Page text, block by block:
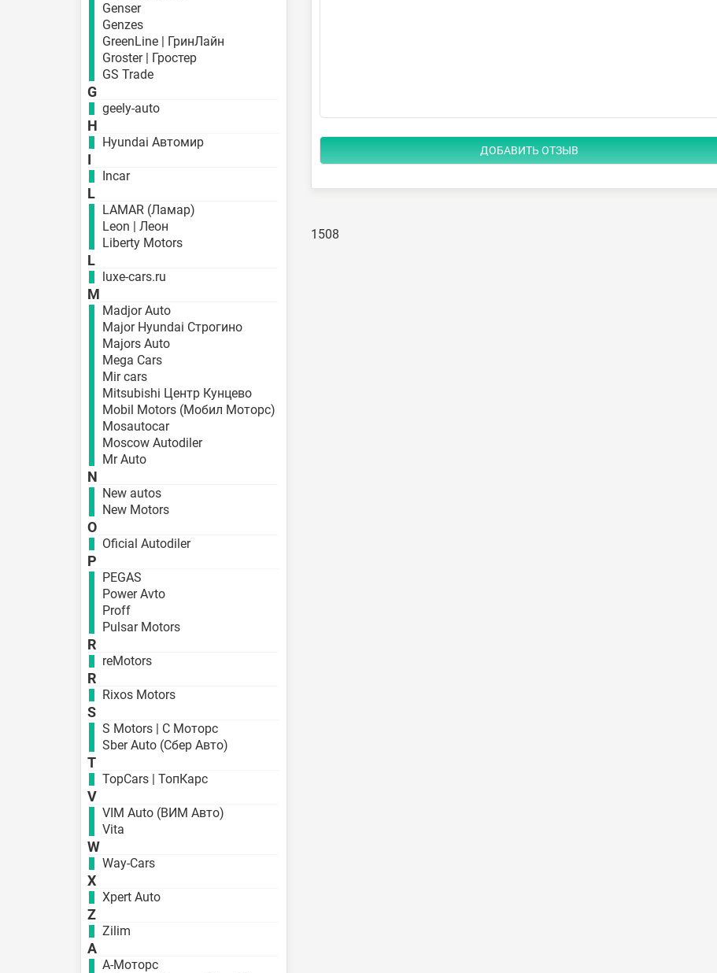
Genser
Genzes
GreenLine | ГринЛайн
Groster | Гростер
GS Trade
G
geely-auto
H
Hyundai Автомир
I
Incar
L
LAMAR (Ламар)
Leon | Леон
Liberty Motors
L
luxe-cars.ru
M
Madjor Auto
Major Hyundai Строгино
Majors Auto
Mega Cars
Mir cars
Mitsubishi Центр Кунцево
Mobil Motors (Мобил Моторс)
Mosautocar
Moscow Autodiler
Mr Auto
N
New autos
New Motors
O
Oficial Autodiler
P
PEGAS
Power Avto
Proff
Pulsar Motors
R
reMotors
R
Rixos Motors
S
S Motors | С Моторс
Sber Auto (Сбер Авто)
T
TopCars | ТопКарс
V
VIM Auto (ВИМ Авто)
Vita
W
Way-Cars
X
Xpert Auto
Z
Zilim
А
А-Моторс
1508